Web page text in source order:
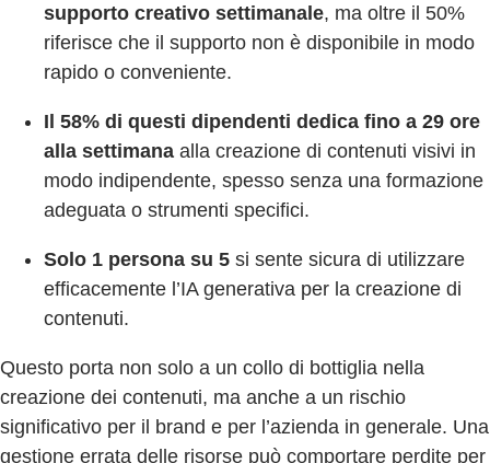
supporto creativo settimanale, ma oltre il 50%
riferisce che il supporto non è disponibile in modo
rapido o conveniente.
Il 58% di questi dipendenti dedica fino a 29 ore
alla settimana alla creazione di contenuti visivi in
modo indipendente, spesso senza una formazione
adeguata o strumenti specifici.
Solo 1 persona su 5 si sente sicura di utilizzare
efficacemente l’IA generativa per la creazione di
contenuti.
Questo porta non solo a un collo di bottiglia nella
creazione dei contenuti, ma anche a un rischio
significativo per il brand e per l’azienda in generale. Una
gestione errata delle risorse può comportare perdite per